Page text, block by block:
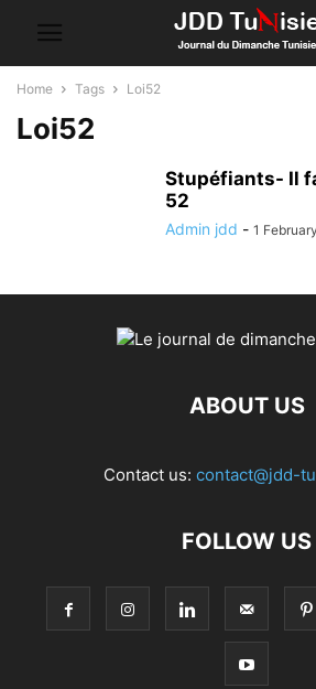
Home Tags Loi52
Loi52
Stupéfiants- Il
52
Admin jdd - 1
ABOUT US
Contact us: contact@jdd-
FOLLOW US